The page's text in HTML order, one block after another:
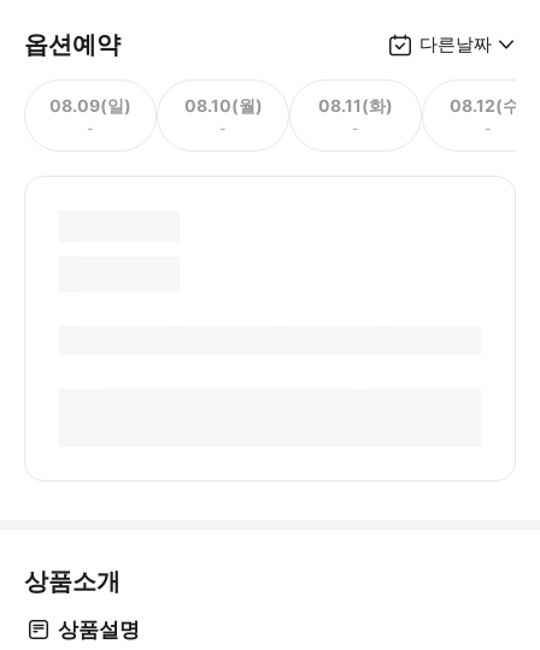
옵션예약 다른날짜
08.09(일)
-
08.10(월)
-
08.11(화)
-
08.12(수)
-
상품소개
상품설명